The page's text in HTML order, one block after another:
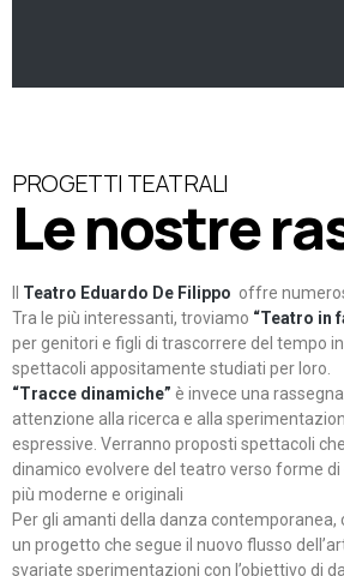
PROGETTI TEATRALI
Le nostre
Teatro Eduardo De Filippo offre
Tra le più interessanti, troviamo “Teatro in
per genitori e figli di trascorrere del tempo
spettacoli appositamente studiati per loro.
“Tracce dinamiche” è invece una
attenzione alla ricerca e alla
espressive. Verranno proposti spettacoli
dinamico evolvere del teatro verso forme
più moderne e originali
Per gli amanti della danza contemporanea,
un progetto che segue il nuovo flusso
svariate sperimentazioni con l’obiettivo di